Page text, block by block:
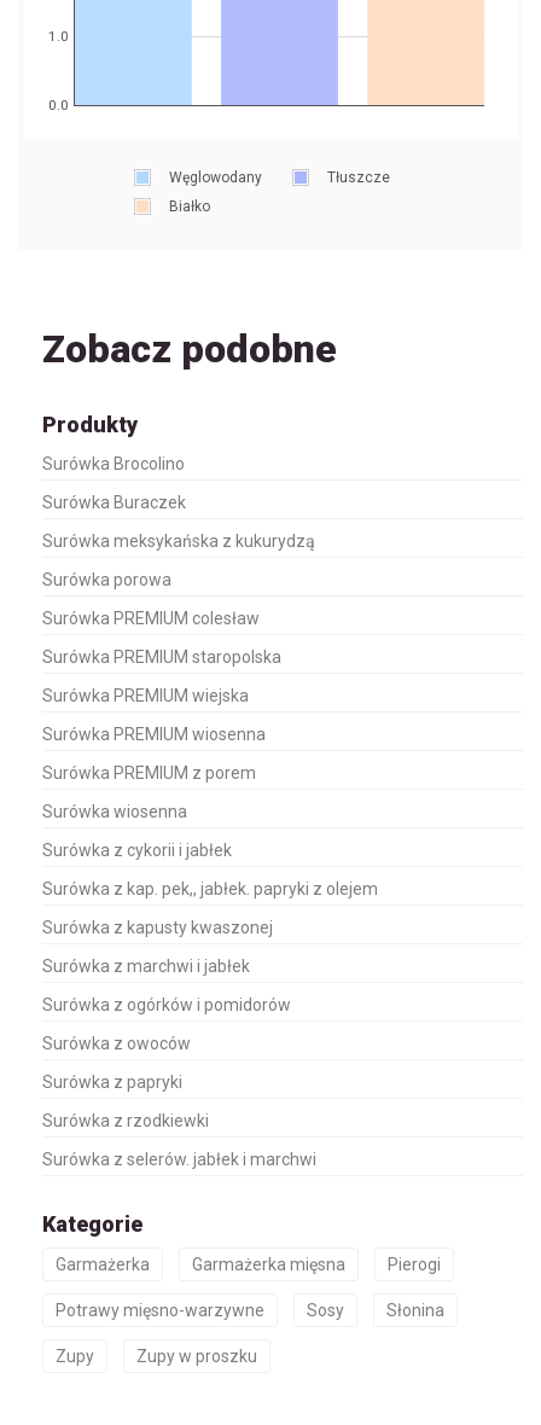
0.0
1.0
Węglowodany
Tłuszcze
Białko
Zobacz podobne
Produkty
Surówka Brocolino
Surówka Buraczek
Surówka meksykańska z kukurydzą
Surówka porowa
Surówka PREMIUM colesław
Surówka PREMIUM staropolska
Surówka PREMIUM wiejska
Surówka PREMIUM wiosenna
Surówka PREMIUM z porem
Surówka wiosenna
Surówka z cykorii i jabłek
Surówka z kap. pek,, jabłek. papryki z olejem
Surówka z kapusty kwaszonej
Surówka z marchwi i jabłek
Surówka z ogórków i pomidorów
Surówka z owoców
Surówka z papryki
Surówka z rzodkiewki
Surówka z selerów. jabłek i marchwi
Kategorie
Garmażerka Garmażerka mięsna Pierogi
Potrawy mięsno-warzywne Sosy Słonina
Zupy Zupy w proszku